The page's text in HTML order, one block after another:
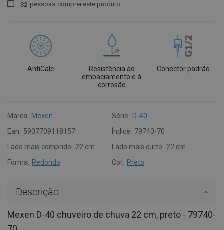
32 pessoas comprei este produto.
AntiCalc
Resistência ao
embaciamento e à
corrosão
Conector padrão
Marca: Mexen Série: D-40
Ean: 5907709118157 Índice: 79740-70
Lado mais comprido: 22 cm Lado mais curto: 22 cm
Forma: Redondo Cor: Preto
Descrição
Mexen D-40 chuveiro de chuva 22 cm, preto - 79740-